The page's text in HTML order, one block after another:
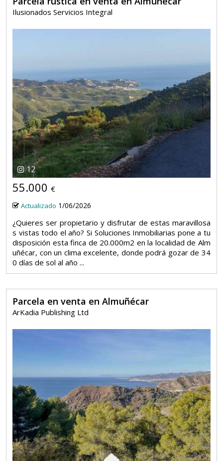
Ilusionados Servicios Integral
12
55.000 €
Actualizado 1/06/2026
¿Quieres ser propietario y disfrutar de estas maravillosa
s vistas todo el año? Si Soluciones Inmobiliarias pone a tu
disposición esta finca de 20.000m2 en la localidad de Alm
uñécar, con un clima excelente, donde podrá gozar de 34
0 días de sol al año ...
Parcela en venta en Almuñécar
ArKadia Publishing Ltd